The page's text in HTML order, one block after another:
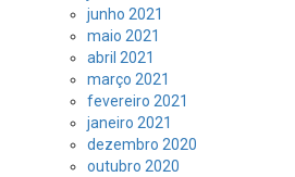
junho 2021
maio 2021
abril 2021
março 2021
fevereiro 2021
janeiro 2021
dezembro 2020
outubro 2020